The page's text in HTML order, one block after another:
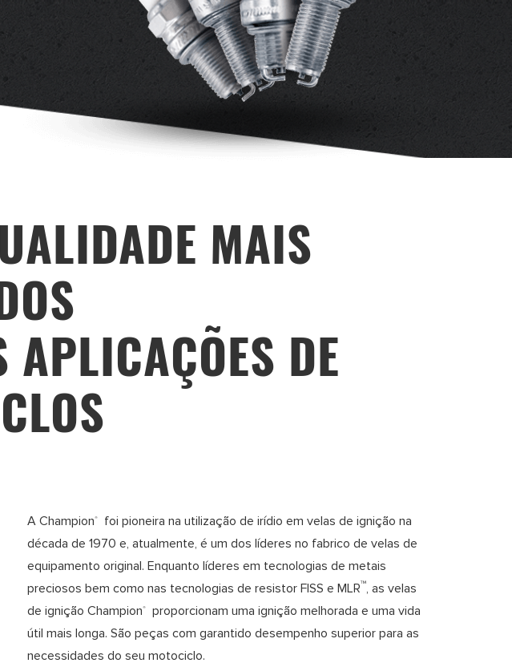
MAIS
APLICAÇÕES DE
A Champion®
foi pioneira na utilização de irídio em velas de ignição na
década de 1970 e, atualmente, é um dos líderes no fabrico de velas de
equipamento original. Enquanto líderes em tecnologias de metais
preciosos bem como nas tecnologias de resistor FISS e MLR™, as velas
de ignição Champion®
proporcionam uma ignição melhorada e uma vida
útil mais longa. São peças com garantido desempenho superior para as
necessidades do seu motociclo.